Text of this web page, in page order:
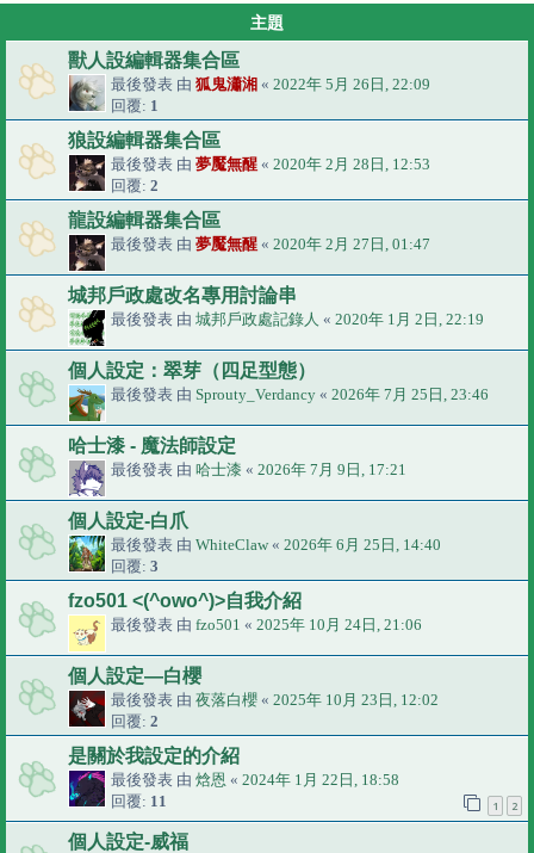
主題
獸人設編輯器集合區
最後發表 由 狐鬼瀟湘 « 2022年 5月 26日, 22:09
回覆: 1
狼設編輯器集合區
最後發表 由 夢魘無醒 « 2020年 2月 28日, 12:53
回覆: 2
龍設編輯器集合區
最後發表 由 夢魘無醒 « 2020年 2月 27日, 01:47
城邦戶政處改名專用討論串
最後發表 由 城邦戶政處記錄人 « 2020年 1月 2日, 22:19
個人設定：翠芽（四足型態）
最後發表 由 Sprouty_Verdancy « 2026年 7月 25日, 23:46
哈士漆 - 魔法師設定
最後發表 由 哈士漆 « 2026年 7月 9日, 17:21
個人設定-白爪
最後發表 由 WhiteClaw « 2026年 6月 25日, 14:40
回覆: 3
fzo501 <(^owo^)>自我介紹
最後發表 由 fzo501 « 2025年 10月 24日, 21:06
個人設定—白櫻
最後發表 由 夜落白櫻 « 2025年 10月 23日, 12:02
回覆: 2
是關於我設定的介紹
最後發表 由 焓恩 « 2024年 1月 22日, 18:58
回覆: 11 1 2
個人設定-威福